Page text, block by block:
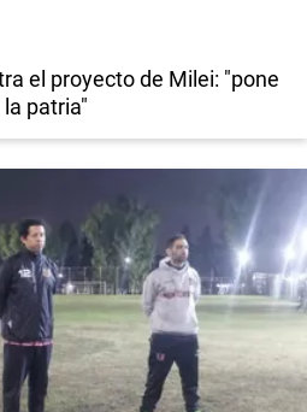
el proyecto de Milei: "pone
patria"